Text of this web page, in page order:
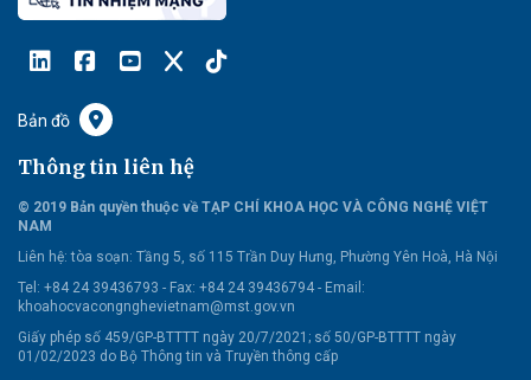
Bản đồ
Thông tin liên hệ
© 2019 Bản quyền thuộc về TẠP CHÍ KHOA HỌC VÀ CÔNG NGHỆ VIỆT
NAM
Liên hệ: tòa soạn: Tầng 5, số 115 Trần Duy Hưng, Phường Yên Hoà, Hà Nội
Tel: +84 24 39436793 - Fax: +84 24 39436794 - Email:
khoahocvacongnghevietnam@mst.gov.vn
Giấy phép số 459/GP-BTTTT ngày 20/7/2021; số 50/GP-BTTTT ngày
01/02/2023 do Bộ Thông tin và Truyền thông cấp